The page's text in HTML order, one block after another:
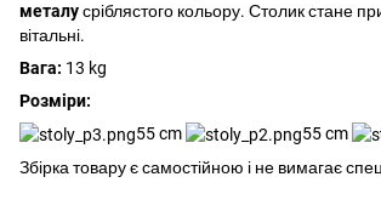
металусріблястого кольору. Столик стане
вітальні.
Вага: 13 kg
Розміри:
55 cm
55 cm
Збірка товару є самостійною і не вимагає